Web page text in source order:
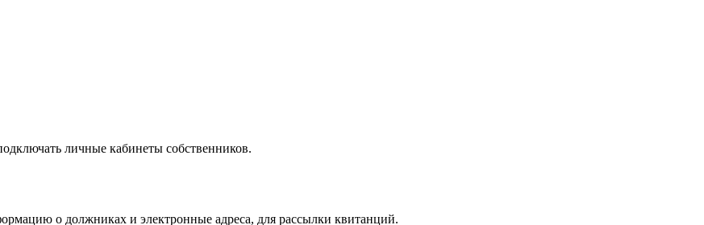
личные кабинеты собственников.
о должниках и электронные адреса, для рассылки квитанций.